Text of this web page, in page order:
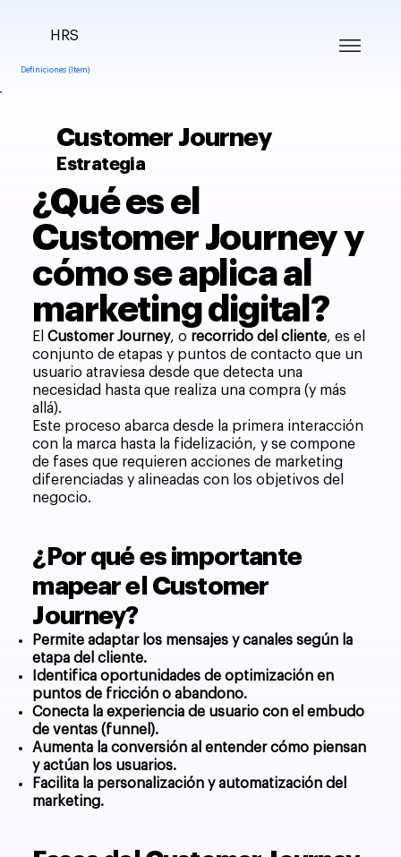
Definiciones (Item)
HRS
Customer Journey
Estrategia
¿Qué es el
Customer Journey y
cómo se aplica al
marketing digital?
ElCustomer Journey, o recorrido del cliente, es el
conjunto de etapas y puntos de contacto que un
usuario atraviesa desde que detecta una
necesidad hasta que realiza una compra (y más
allá).
Este proceso abarca desde la primera interacción
con la marca hasta la fidelización, y se compone
de fases que requieren acciones de marketing
diferenciadas y alineadas con los objetivos del
negocio.
¿Por qué es importante
mapear el Customer
Journey?
Permite adaptar los mensajes y canales según la
etapa del cliente.
Identifica oportunidades de optimización en
puntos de fricción o abandono.
Conecta la experiencia de usuario con el embudo
de ventas (funnel).
Aumenta la conversión al entender cómo piensan
y actúan los usuarios.
Facilita la personalización y automatización del
marketing.